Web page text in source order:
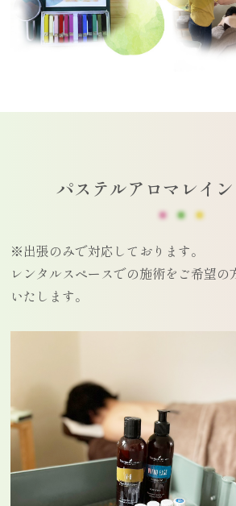
パステルアロマレイ
※出張のみで対応しております。
レンタルスペースでの施術をご希望の
いたします。